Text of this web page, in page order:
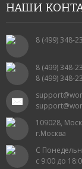
НАШИ
8 (499) 348-
8 (499) 348-
8 (499) 348-
109028,
г.Москва
С
с 9:00 до